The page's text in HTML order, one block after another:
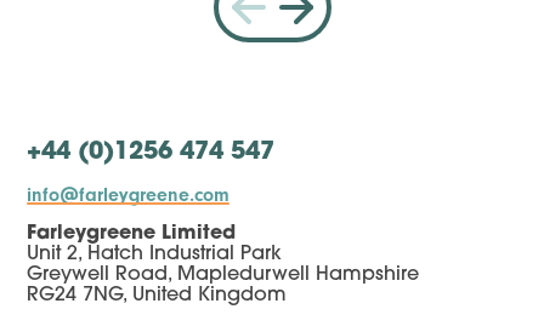
+44 (0)1256 474 547
info@farleygreene.com
Farleygreene Limited
Unit 2, Hatch Industrial Park
Greywell Road, Mapledurwell Hampshire
RG24 7NG, United Kingdom